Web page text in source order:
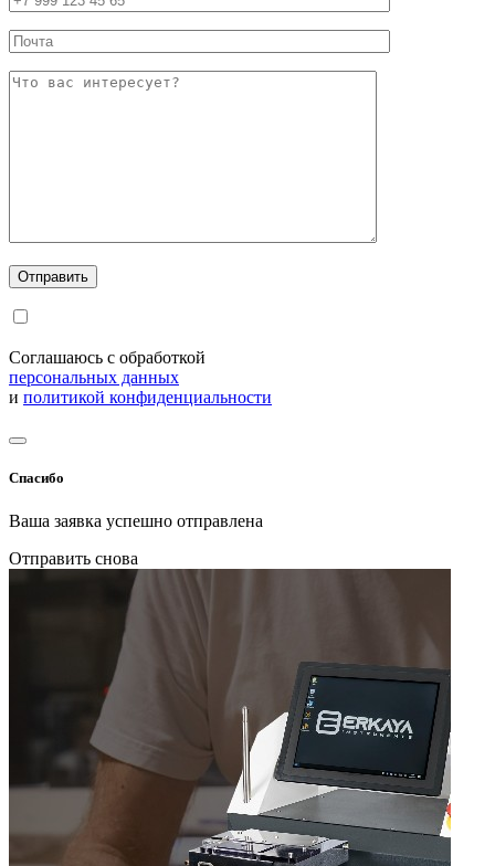
Соглашаюсь с обработкой
персональных данных
и политикой конфиденциальности
Спасибо
Ваша заявка успешно отправлена
Отправить снова